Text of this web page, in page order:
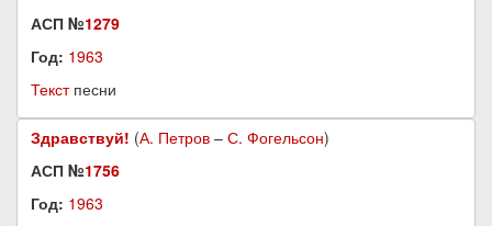
АСП №1279
Год: 1963
Текстпесни
Здравствуй! (А. Петров – С. Фогельсон)
АСП №1756
Год: 1963